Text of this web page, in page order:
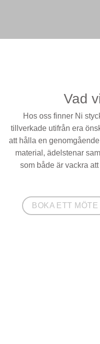
Vad
Hos oss finner Ni
tillverkade utifrån era
att hålla en
material, ädelstenar
som både är vackra
BOKA ETT MÖTE